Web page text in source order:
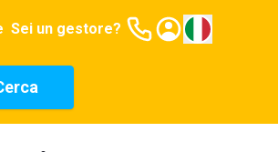
Sei un gestore?